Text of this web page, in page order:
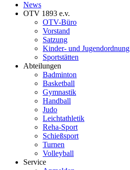
News
OTV 1893 e.v.
OTV-Büro
Vorstand
Satzung
Kinder- und Jugendordnung
Sportstätten
Abteilungen
Badminton
Basketball
Gymnastik
Handball
Judo
Leichtathletik
Reha-Sport
Schießsport
Turnen
Volleyball
Service